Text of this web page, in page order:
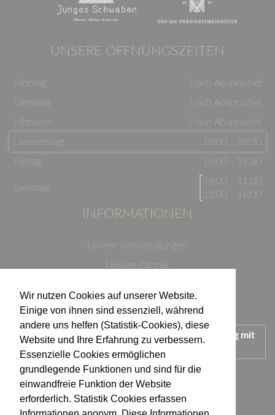
Wir nutzen Cookies auf unserer Website.
Einige von ihnen sind essenziell, während
andere uns helfen (Statistik-Cookies), diese
Website und Ihre Erfahrung zu verbessern.
Essenzielle Cookies ermöglichen
grundlegende Funktionen und sind für die
einwandfreie Funktion der Website
erforderlich. Statistik Cookies erfassen
UNSERE ÖFFNUNGSZEITEN
Montag
Nach Absprache!
Dienstag
Nach Absprache!
Mittwoch
Nach Absprache!
Donnerstag
16:00 - 18:30
Freitag
16:00 - 18:30
Samstag
09:00 - 11:00
13:00 - 16:00
INFORMATIONEN
Unsere Veranstaltungen
Unsere Partner
Impressum
Wir treten für einen verantwortungsvollen Umgang mit
Alkohol ein.
KONTAKT
Weingut Kistenmacher & Hengerer